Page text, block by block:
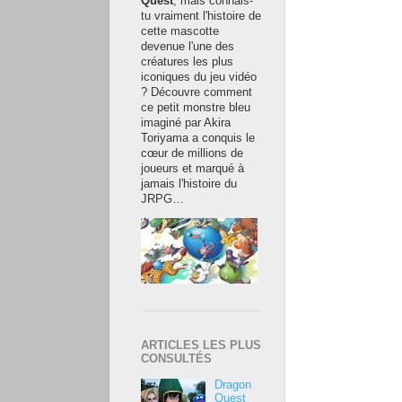
tu vraiment l'histoire de
cette mascotte
devenue l'une des
créatures les plus
iconiques du jeu vidéo
? Découvre comment
ce petit monstre bleu
imaginé par Akira
Toriyama a conquis le
cœur de millions de
joueurs et marqué à
jamais l'histoire du
JRPG…
ARTICLES LES PLUS
CONSULTÉS
Dragon
Quest